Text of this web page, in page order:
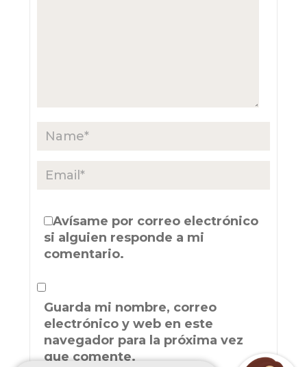
Avísame por correo electrónico
si alguien responde a mi
comentario.
Guarda mi nombre, correo
electrónico y web en este
navegador para la próxima vez
que comente.